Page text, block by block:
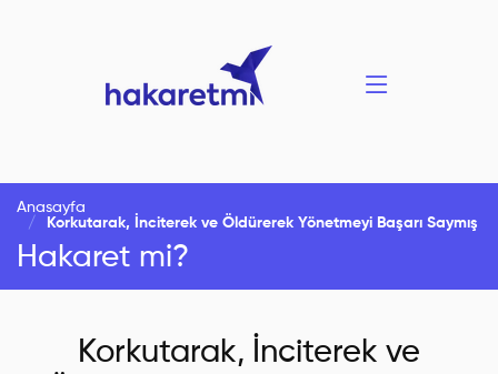
Anasayfa
Korkutarak, İnciterek ve Öldürerek Yönetmeyi Başarı Saymış
Hakaret mi?
Korkutarak, İnciterek ve